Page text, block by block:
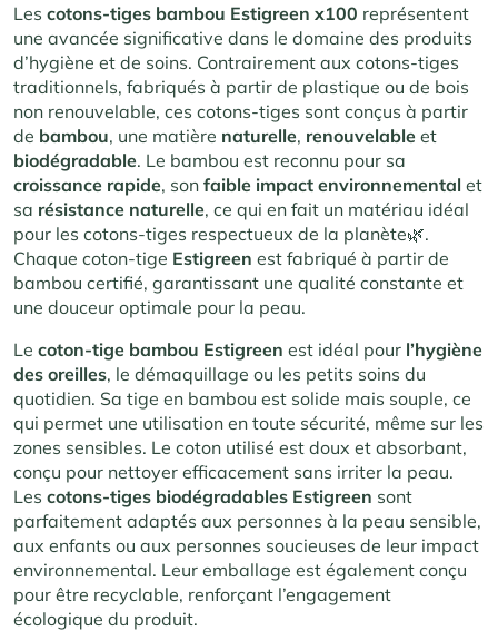
Les cotons-tiges bambou Estigreen x100 représentent
une avancée significative dans le domaine des produits
d’hygiène et de soins. Contrairement aux cotons-tiges
traditionnels, fabriqués à partir de plastique ou de bois
non renouvelable, ces cotons-tiges sont conçus à partir
de bambou, une matière naturelle, renouvelable et
biodégradable. Le bambou est reconnu pour sa
croissance rapide, son faible impact environnemental et
sa résistance naturelle, ce qui en fait un matériau idéal
pour les cotons-tiges respectueux de la planète🌿.
Chaque coton-tige Estigreen est fabriqué à partir de
bambou certifié, garantissant une qualité constante et
une douceur optimale pour la peau.
Le coton-tige bambou Estigreen est idéal pour l’hygiène
des oreilles, le démaquillage ou les petits soins du
quotidien. Sa tige en bambou est solide mais souple, ce
qui permet une utilisation en toute sécurité, même sur les
zones sensibles. Le coton utilisé est doux et absorbant,
conçu pour nettoyer efficacement sans irriter la peau.
Les cotons-tiges biodégradables Estigreen sont
parfaitement adaptés aux personnes à la peau sensible,
aux enfants ou aux personnes soucieuses de leur impact
environnemental. Leur emballage est également conçu
pour être recyclable, renforçant l’engagement
écologique du produit.